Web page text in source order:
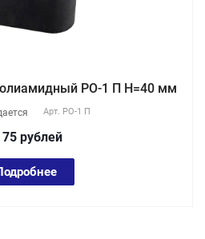
РО-1 П Н=40 мм
Арт. РО-1 П
75 рублей